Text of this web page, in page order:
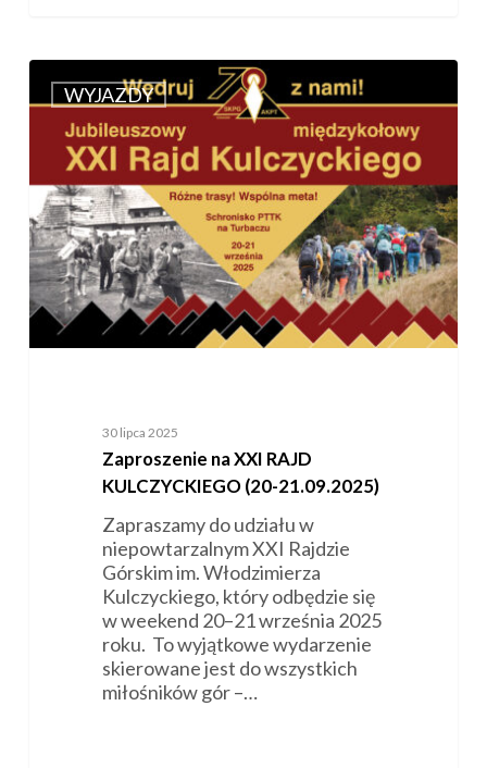
WYJAZDY
Zaproszenie
RAJD
KULCZYCKIEGO
(20-
21.09.2025)
30 lipca 2025
Zaproszenie na XXI RAJD
KULCZYCKIEGO (20-21.09.2025)
Zapraszamy do udziału w
niepowtarzalnym XXI Rajdzie
Górskim im. Włodzimierza
Kulczyckiego, który odbędzie się
w weekend 20–21 września 2025
roku. To wyjątkowe wydarzenie
skierowane jest do wszystkich
miłośników gór –…